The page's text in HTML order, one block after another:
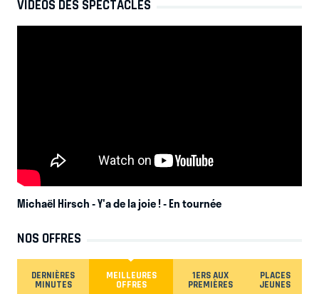
VIDÉOS DES SPECTACLES
Michaël Hirsch - Y'a de la joie !- En tournée
NOS OFFRES
DERNIÈRES
MINUTES
MEILLEURES
OFFRES
1ERS AUX
PREMIÈRES
PLACES
JEUNES